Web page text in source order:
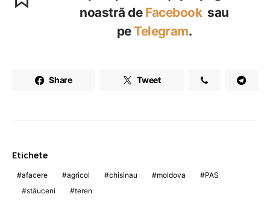
noastră de Facebook sau
peTelegram.
Share Tweet
Etichete
afacere agricol chisinau moldova
PAS
stăuceni
teren